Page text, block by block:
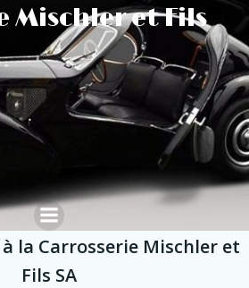
Aller
au
contenu
Mischler et Fils
la Carrosserie Mischler et
Fils SA